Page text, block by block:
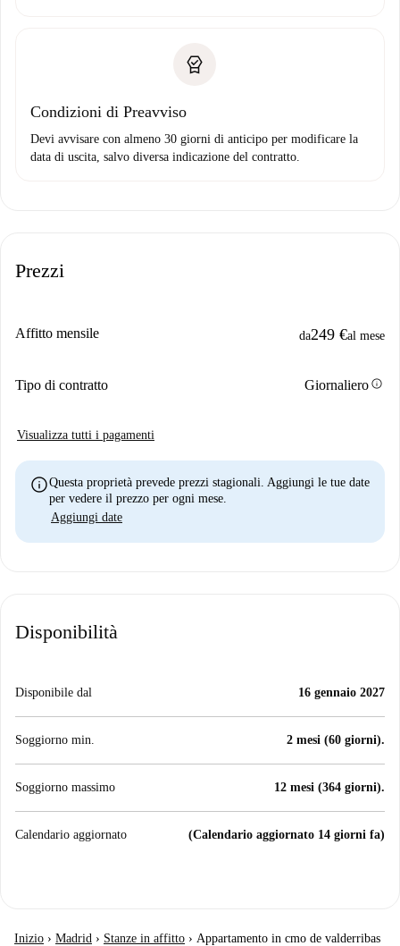
Condizioni di Preavviso
Devi avvisare con almeno 30 giorni di anticipo per modificare la
data di uscita, salvo diversa indicazione del contratto.
Prezzi
Affitto mensile da249 €al mese
Tipo di contratto Giornalieroinfo
Visualizza tutti i pagamenti
infoQuesta proprietà prevede prezzi stagionali. Aggiungi le tue date
per vedere il prezzo per ogni mese.
Aggiungi date
Disponibilità
Disponibile dal 16 gennaio 2027
Soggiorno min. 2 mesi (60 giorni).
Soggiorno massimo 12 mesi (364 giorni).
Calendario aggiornato (Calendario aggiornato 14 giorni fa)
Inizio › Madrid › Stanze in affitto › Appartamento in cmo de valderribas